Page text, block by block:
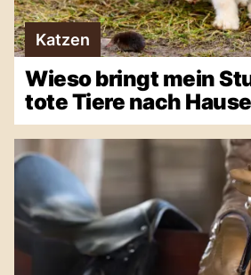
Katzen
Wieso bringt mein
tote Tiere nach